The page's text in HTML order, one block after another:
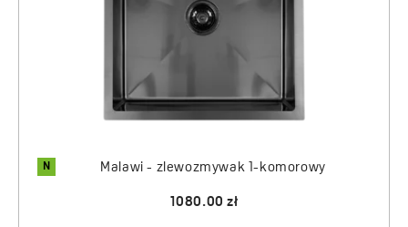
N Malawi - zlewozmywak 1-komorowy
1080.00 zł